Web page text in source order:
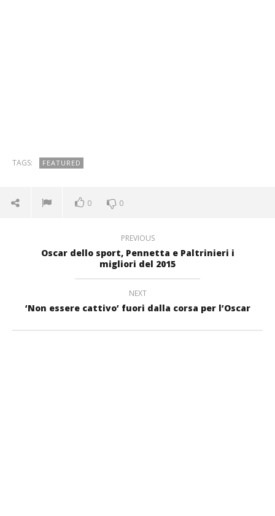
TAGS: FEATURED
0 0
PREVIOUS
Oscar dello sport, Pennetta e Paltrinieri i
migliori del 2015
NEXT
‘Non essere cattivo’ fuori dalla corsa per l’Oscar